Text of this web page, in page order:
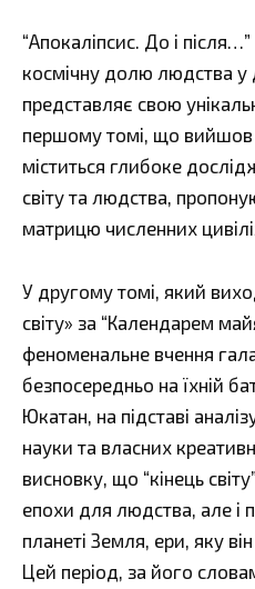
“Апокаліпсис. До і
космічну долю людства у
представляє свою
першому томі, що вийшов
міститься глибоке
світу та людства,
матрицю численних
У другому томі, який
світу» за “Календарем
феноменальне вчення
безпосередньо на їхній
Юкатан, на підставі
науки та власних
висновку, що “кінець
епохи для людства, але і
планеті Земля, ери, яку
Цей період, за його